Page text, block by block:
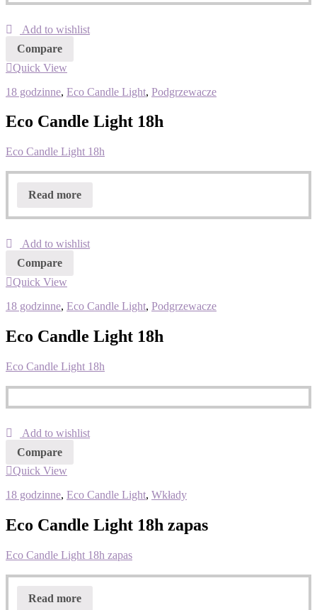
Add to wishlist
Compare
Quick View
18 godzinne, Eco Candle Light, Podgrzewacze
Eco Candle Light 18h
Eco Candle Light 18h
Read more
Add to wishlist
Compare
Quick View
18 godzinne, Eco Candle Light, Podgrzewacze
Eco Candle Light 18h
Eco Candle Light 18h
Add to wishlist
Compare
Quick View
18 godzinne, Eco Candle Light, Wkłady
Eco Candle Light 18h zapas
Eco Candle Light 18h zapas
Read more